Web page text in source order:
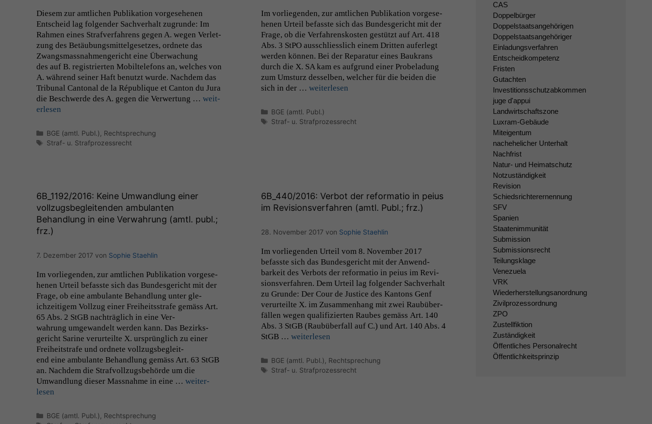
Diesem zur amtlichen Pub­lika­tion vorge­se­henen
Entscheid lag fol­gen­der Sachver­halt zugrunde: Im
Rah­men eines Strafver­fahrens gegen A. wegen Ver­let­
zung des Betäubungsmit­telge­set­zes, ord­nete das
Zwangs­mass­nah­men­gericht eine Überwachung
des auf B. reg­istri­erten Mobil­tele­fons an, welch­es von
A. während sein­er Haft benutzt wurde. Nach­dem das
Tri­bunal Can­ton­al de la République et Can­ton du Jura
die Beschw­erde des A. gegen die Ver­w­er­tung … weit­
er­lesen
Kategorien
BGE (amtl. Publ.) Rechtsprechung
Schlagwörter
Straf- u. Strafprozessrecht
Im vor­liegen­den, zur amtlichen Pub­lika­tion vorge­se­
henen Urteil befasste sich das Bun­des­gericht mit der
Frage, ob die Ver­fahren­skosten gestützt auf Art. 418
Abs. 3 StPO auss­chliesslich einem Drit­ten aufer­legt
wer­den kön­nen. Bei der Reparatur eines Baukrans
durch die X. SAkam es auf­grund ein­er Pro­beladung
zum Umsturz des­sel­ben, welch­er für die bei­den die
sich in der … weit­er­lesen
Kategorien
BGE (amtl. Publ.)
Schlagwörter
Straf- u. Strafprozessrecht
6B_1192/2016: Keine Umwandlung einer
vollzugsbegleitenden ambulanten
Behandlung in eine Verwahrung (amtl. publ.;
frz.)
7. Dezember 2017 von Sophie Staehlin
Im vor­liegen­den, zur amtlichen Pub­lika­tion vorge­se­
henen Urteil befasste sich das Bun­des­gericht mit der
Frage, ob eine ambu­lante Behand­lung unter gle­
ichzeit­igem Vol­lzug ein­er Frei­heitsstrafe gemäss Art.
65 Abs. 2 StGB nachträglich in eine Ver­
wahrung umge­wan­delt wer­den kann. Das Bezirks­
gericht Sarine verurteilte X. ursprünglich zu ein­er
Frei­heit­strafe und ord­nete vol­lzugs­be­glei­t­
end eine ambu­lante Behand­lung gemäss Art. 63 StGB
an. Nach­dem die Strafvol­lzugs­be­hörde um die
Umwand­lung dieser Mass­nahme in eine … weit­er­
lesen
Kategorien
BGE (amtl. Publ.) Rechtsprechung
6B_440/2016: Verbot der reformatio in peius
im Revisionsverfahren (amtl. Publ.; frz.)
28. November 2017 von Sophie Staehlin
Im vor­liegen­den Urteil vom 8. Novem­ber 2017
befasste sich das Bun­des­gericht mit der Anwend­
barkeit des Ver­bots der refor­ma­tio in peius im Revi­
sionsver­fahren. Dem Urteil lag fol­gen­der Sachver­halt
zu Grunde: Der Cour de Jus­tice des Kan­tons Genf
verurteilte X. im Zusam­men­hang mit zwei Raubüber­
fällen wegen qual­i­fizierten Raubes gemäss Art. 140
Abs. 3 StGB (Raubüber­fall auf C.) und Art. 140 Abs. 4
StGB … weit­er­lesen
Kategorien
BGE (amtl. Publ.) Rechtsprechung
Schlagwörter
Straf- u. Strafprozessrecht
CAS
Doppelbürger
Doppelstaatsangehörigen
Doppelstaatsangehöriger
Einladungsverfahren
Entscheidkompetenz
Fristen
Gutachten
Investitionsschutzabkommen
juge d'appui
Landwirtschaftszone
Luxram-Gebäude
Miteigentum
nachehelicher Unterhalt
Nachfrist
Natur- und Heimatschutz
Notzuständigkeit
Revision
Schiedsrichterernennung
SFV
Spanien
Staatenimmunität
Submission
Submissionsrecht
Teilungsklage
Venezuela
VRK
Wiederherstellungsanordnung
Zivilprozessordnung
ZPO
Zustellfiktion
Zuständigkeit
Öffentliches Personalrecht
Öffentlichkeitsprinzip